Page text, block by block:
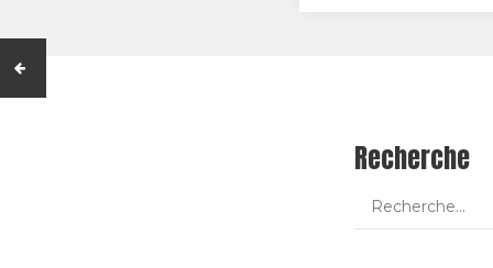
Recherche